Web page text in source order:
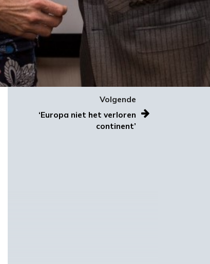
Volgende
‘Europa niet het verloren
continent’